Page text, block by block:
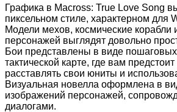
Графика в Macross: True Love Song
пиксельном стиле, характерном для
Модели мехов, космические корабли
персонажей выглядят довольно
Бои представлены в виде
тактической карте, где вам
расставлять свои юниты и
Визуальная новелла оформлена в
изображений персонажей,
диалогами.